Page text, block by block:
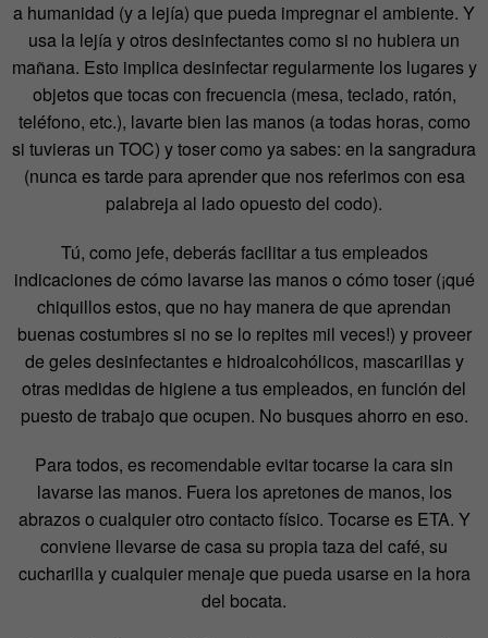
a humanidad (y a lejía) que pueda impregnar el ambiente. Y
usa la lejía y otros desinfectantes como si no hubiera un
mañana. Esto implica desinfectar regularmente los lugares y
objetos que tocas con frecuencia (mesa, teclado, ratón,
teléfono, etc.), lavarte bien las manos (a todas horas, como
si tuvieras un TOC) y toser como ya sabes: en la sangradura
(nunca es tarde para aprender que nos referimos con esa
palabreja al lado opuesto del codo).
Tú, como jefe, deberás facilitar a tus empleados
indicaciones de cómo lavarse las manos o cómo toser (¡qué
chiquillos estos, que no hay manera de que aprendan
buenas costumbres si no se lo repites mil veces!) y proveer
de geles desinfectantes e hidroalcohólicos, mascarillas y
otras medidas de higiene a tus empleados, en función del
puesto de trabajo que ocupen. No busques ahorro en eso.
Para todos, es recomendable evitar tocarse la cara sin
lavarse las manos. Fuera los apretones de manos, los
abrazos o cualquier otro contacto físico. Tocarse es ETA. Y
conviene llevarse de casa su propia taza del café, su
cucharilla y cualquier menaje que pueda usarse en la hora
del bocata.